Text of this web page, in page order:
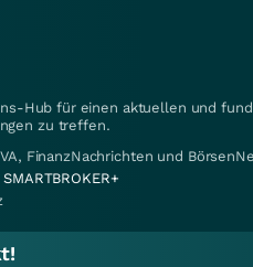
Hub für einen aktuellen und
zu treffen.
FinanzNachrichten und
SMARTBROKER+